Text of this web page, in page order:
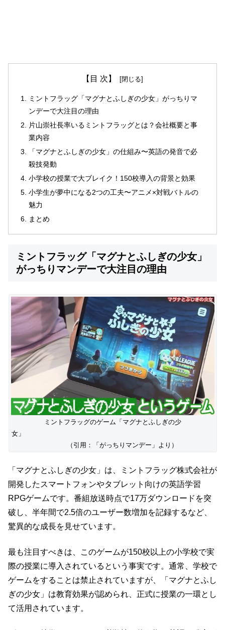
【目 次】
ミントフラッグ「マグナとふしぎの少女」がっちりマ
ンデーで大注目の理由
片山崇社長率いるミントフラッグとは？会社概要と事
業内容
「マグナとふしぎの少女」の仕組み〜英語の発音で必
殺技発動
小学校の授業で大ブレイク！150校導入の背景と効果
小学生が夢中になる2つの工夫〜アニメ×対戦バトルの
魅力
まとめ
ミントフラッグ「マグナとふしぎの少女」
がっちりマンデーで大注目の理由
ミントフラッグのゲーム「マグナとふしぎの少
女」
（引用：「がっちりマンデー」より）
「マグナとふしぎの少女」は、ミントフラッグ株式会社が
開発したスマートフォンやタブレット向けの英語学習
RPGゲームです。番組放送時点で17万ダウンロードを突
破し、半年間で2.5倍のユーザー数増加を記録するなど、
驚異的な成長を見せています。
最も注目すべきは、このゲームが150校以上の小学校で実
際の授業に導入されているという事実です。通常、学校で
ゲームをすることは禁止されていますが、「マグナとふし
ぎの少女」は教育効果が認められ、正式に授業の一環とし
て活用されています。